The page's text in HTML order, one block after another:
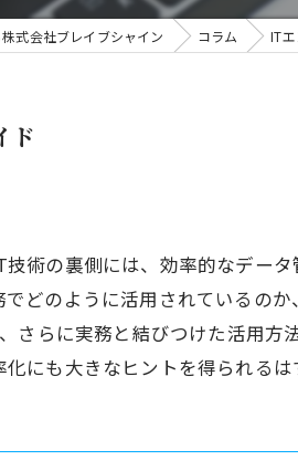
式会社ブレイブシャイン コラム IT
ド
術の裏側には、効率的なデー
どのように活用されているの
さらに実務と結びつけた活用方
にも大きなヒントを得られるは